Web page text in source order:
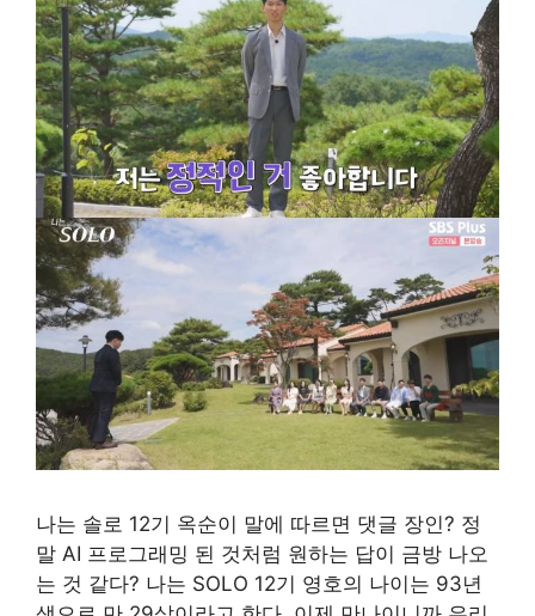
나는 솔로 12기 옥순이 말에 따르면 댓글 장인? 정
말 AI 프로그래밍 된 것처럼 원하는 답이 금방 나오
는 것 같다? 나는 SOLO 12기 영호의 나이는 93년